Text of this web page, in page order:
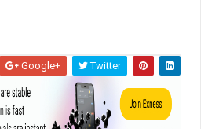
Google+ Twitter